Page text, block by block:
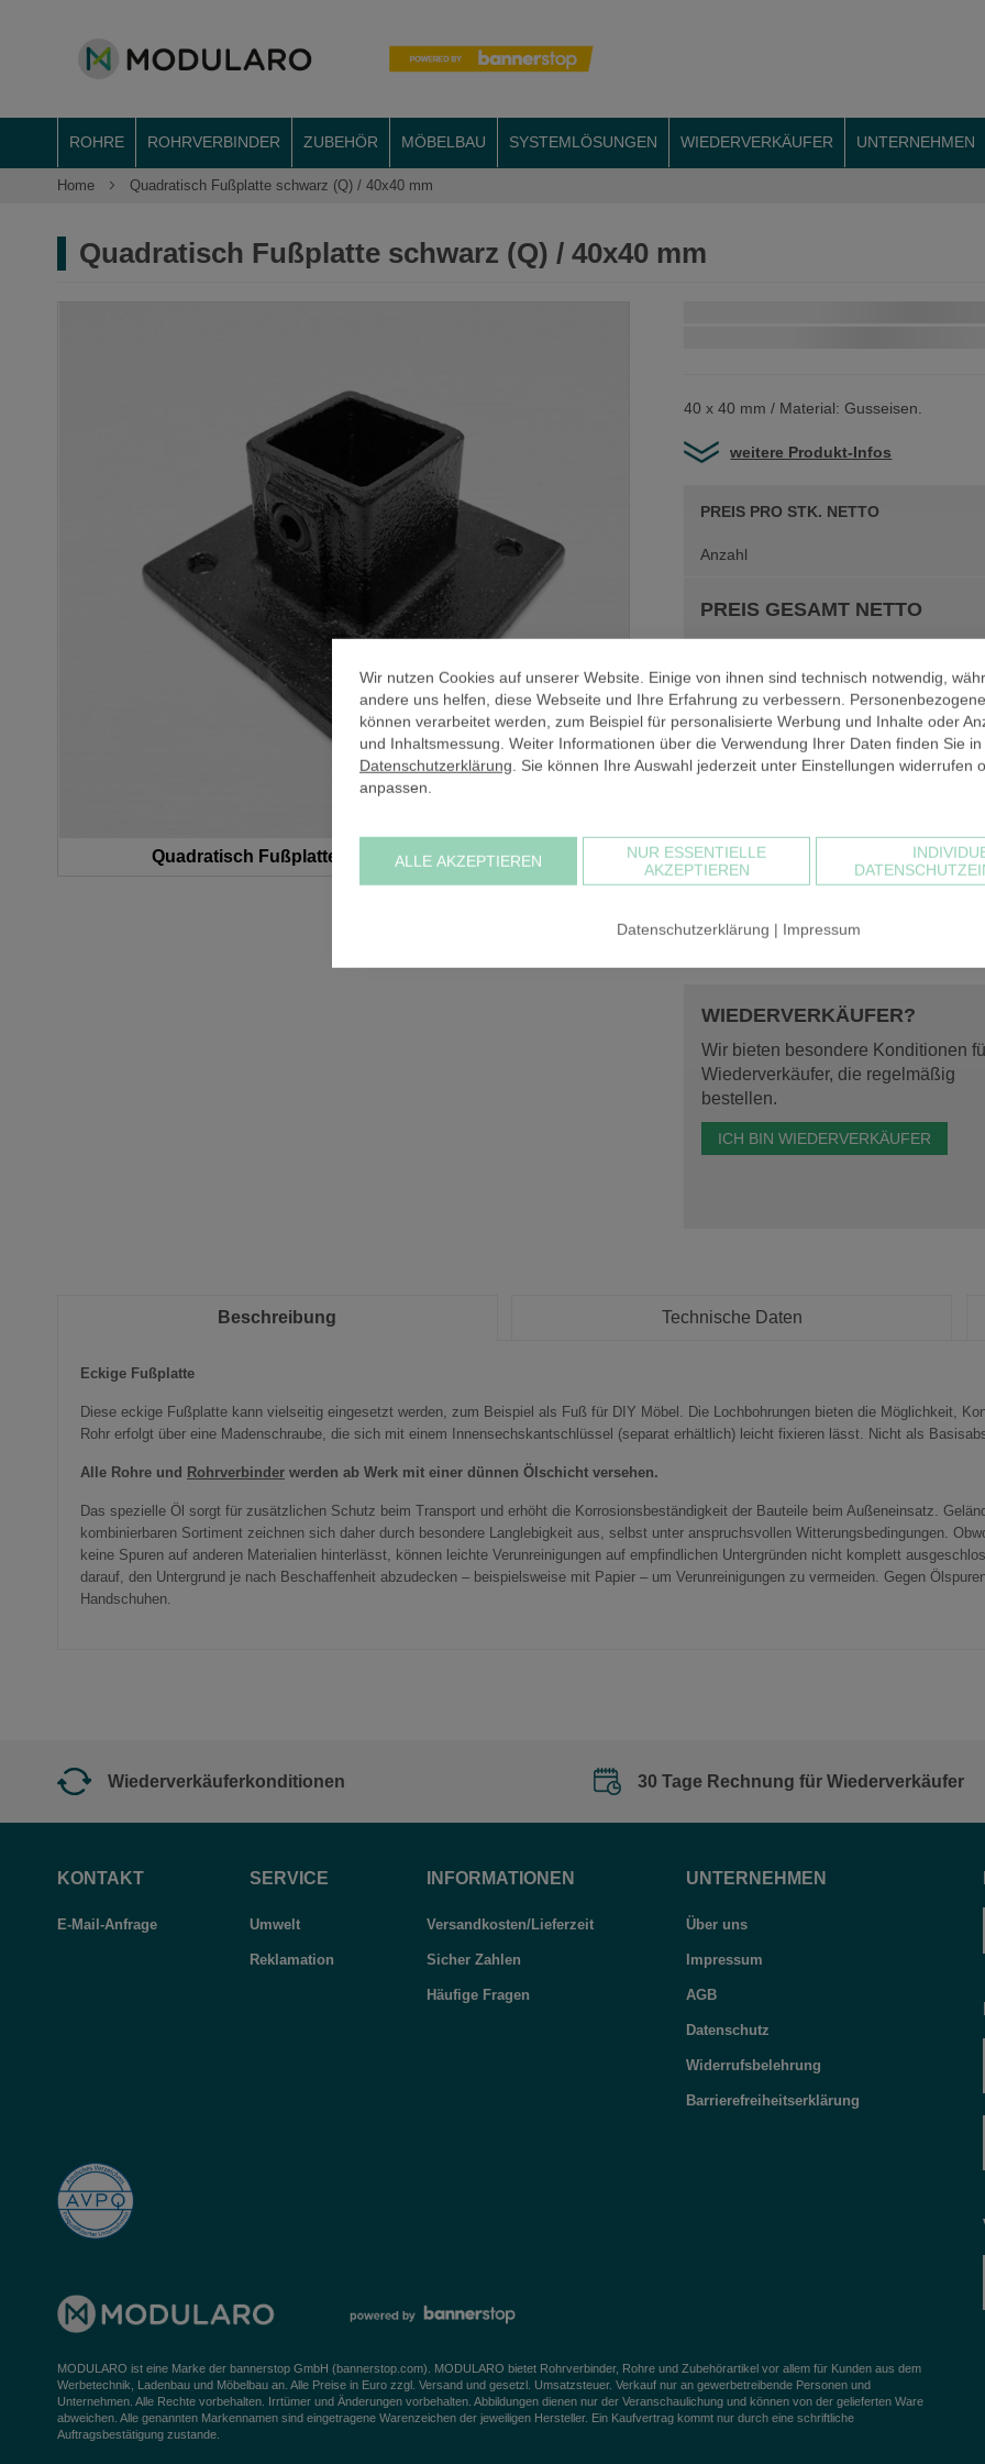
Wir nutzen Cookies auf unserer Website. Einige von ihnen sind technisch notwendig,
andere uns helfen, diese Webseite und Ihre Erfahrung zu verbessern.
können verarbeitet werden, zum Beispiel für personalisierte Werbung und Inhalte oder
und Inhaltsmessung. Weiter Informationen über die Verwendung Ihrer Daten finden Sie
Datenschutzerklärung. Sie können Ihre Auswahl jederzeit unter Einstellungen widerrufen
anpassen.
ALLE AKZEPTIEREN
NUR ESSENTIELLE
AKZEPTIEREN
Datenschutzerklärung | Impressum
ROHRE ROHRVERBINDER ZUBEHÖR MÖBELBAU SYSTEMLÖSUNGEN WIEDERVERKÄUFER
UNTERNEHMEN
Home Quadratisch Fußplatte schwarz (Q) / 40x40 mm
Quadratisch Fußplatte schwarz (Q) / 40x40 mm
Quadratisch Fußplatte schwarz (Q) / 40x40 mm
40 x 40 mm / Material: Gusseisen.
weitere Produkt-Infos
PREIS PRO STK. NETTO
Anzahl
PREIS GESAMT NETTO
PREIS GESAMT BRUTTO
Bei einem Warenwert unter 30,00 €
Kommissionierung in Rechnung. Der
sehr hoch und müsste sich alternativ
Warenkorbwert beträgt
WIEDERVERKÄUFER?
Wir bieten besondere Konditionen
Wiederverkäufer, die regelmäßig
bestellen.
ICH BIN WIEDERVERKÄUFER
Beschreibung
Eckige Fußplatte
Diese eckige Fußplatte kann vielseitig eingesetzt werden, zum Beispiel als Fuß für DIY Möbel. Die Lochbohrungen bieten die Möglichkeit,
Rohr erfolgt über eine Madenschraube, die sich mit einem Innensechskantschlüssel (separat erhältlich) leicht fixieren lässt. Nicht als
Alle Rohre und Rohrverbinder werden ab Werk mit einer dünnen Ölschicht versehen.
Das spezielle Öl sorgt für zusätzlichen Schutz beim Transport und erhöht die Korrosionsbeständigkeit der Bauteile beim Außeneinsatz.
kombinierbaren Sortiment zeichnen sich daher durch besondere Langlebigkeit aus, selbst unter anspruchsvollen Witterungsbedingungen.
keine Spuren auf anderen Materialien hinterlässt, können leichte Verunreinigungen auf empfindlichen Untergründen nicht komplett
darauf, den Untergrund je nach Beschaffenheit abzudecken – beispielsweise mit Papier – um Verunreinigungen zu vermeiden. Gegen
Handschuhen.
Technische Daten
Wiederverkäuferkonditionen 30 Tage Rechnung für Wiederverkäufer
KONTAKT
E-Mail-Anfrage
SERVICE
Umwelt
Reklamation
INFORMATIONEN
Versandkosten/Lieferzeit
Sicher Zahlen
Häufige Fragen
UNTERNEHMEN
Über uns
Impressum
AGB
Datenschutz
Widerrufsbelehrung
Barrierefreiheitserklärung
MODULARO ist eine Marke der bannerstop GmbH (bannerstop.com). MODULARO bietet Rohrverbinder, Rohre und Zubehörartikel vor allem für Kunden aus dem
Werbetechnik, Ladenbau und Möbelbau an. Alle Preise in Euro zzgl. Versand und gesetzl. Umsatzsteuer. Verkauf nur an gewerbetreibende Personen und
Unternehmen. Alle Rechte vorbehalten. Irrtümer und Änderungen vorbehalten. Abbildungen dienen nur der Veranschaulichung und können von der gelieferten Ware
abweichen. Alle genannten Markennamen sind eingetragene Warenzeichen der jeweiligen Hersteller. Ein Kaufvertrag kommt nur durch eine schriftliche
Auftragsbestätigung zustande.